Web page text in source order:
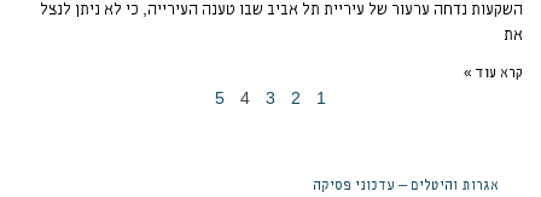
אגרות והיטלים – עדכוני פסיקה
השקעות נדחה ערעור של עיריית תל אביב שבו טענה העירייה, כי לא ניתן לנצל
את
קרא עוד »
1
2
3
4
5